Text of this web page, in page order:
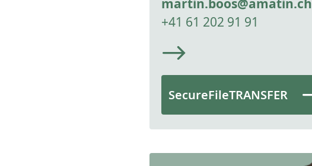
martin.boos@amatin.ch
+41 61 202 91 91
SecureFileTRANSFER